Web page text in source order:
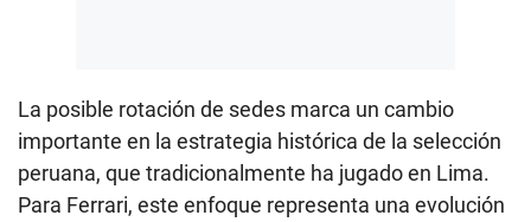
La posible rotación de sedes marca un cambio
importante en la estrategia histórica de la selección
peruana, que tradicionalmente ha jugado en Lima.
Para Ferrari, este enfoque representa una evolución